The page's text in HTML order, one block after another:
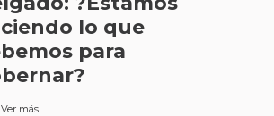
lo que
para
Ver más